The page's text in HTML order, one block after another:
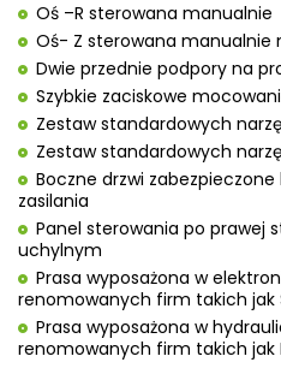
Oś –R sterowana manualnie
Oś- Z sterowana manualnie
Dwie przednie podpory na
Szybkie zaciskowe
Zestaw standardowych
Zestaw standardowych
Boczne drzwi
zasilania
Panel sterowania po prawej
uchylnym
Prasa wyposażona w
renomowanych firm takich jak
Prasa wyposażona w
renomowanych firm takich jak